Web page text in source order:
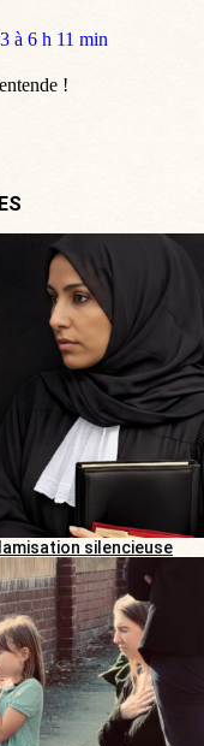
à 6 h 11 min
!
silencieuse